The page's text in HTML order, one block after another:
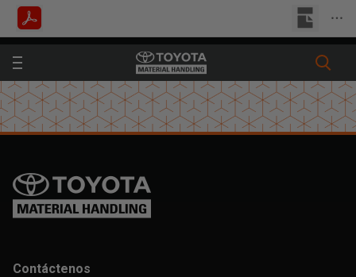
Tienda
Contáctenos